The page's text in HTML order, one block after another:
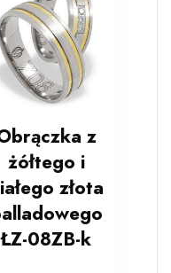
z
żółtego i
złota
ŁZ-08ZB-k